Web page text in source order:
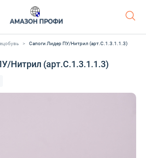
> Сапоги Лидер ПУ/Нитрил (арт.С.1.3.1.1.3)
Нитрил (арт.С.1.3.1.1.3)